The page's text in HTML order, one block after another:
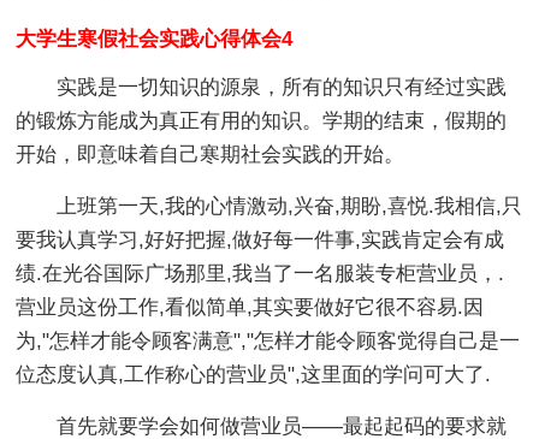
大学生寒假社会实践心得体会4
实践是一切知识的源泉，所有的知识只有经过实践
的锻炼方能成为真正有用的知识。学期的结束，假期的
开始，即意味着自己寒期社会实践的开始。
上班第一天,我的心情激动,兴奋,期盼,喜悦.我相信,只
要我认真学习,好好把握,做好每一件事,实践肯定会有成
绩.在光谷国际广场那里,我当了一名服装专柜营业员，.
营业员这份工作,看似简单,其实要做好它很不容易.因
为,"怎样才能令顾客满意","怎样才能令顾客觉得自己是一
位态度认真,工作称心的营业员",这里面的学问可大了.
首先就要学会如何做营业员——最起起码的要求就